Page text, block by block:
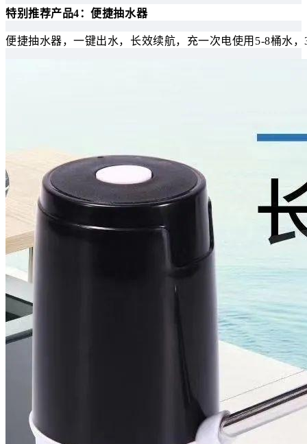
特别推荐产品4：便捷抽水器
便捷抽水器，一键出水，长效续航，充一次电使用5-8桶水